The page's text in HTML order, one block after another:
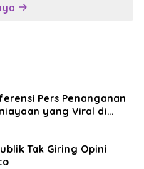
Pers Penanganan
yang Viral di
Tak Giring Opini